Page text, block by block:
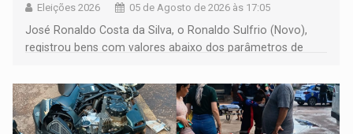
Eleições 2026 05 de Agosto de 2026 às 17:05
José Ronaldo Costa da Silva, o Ronaldo Sulfrio (Novo),
registrou bens com valores abaixo dos parâmetros de
milhões